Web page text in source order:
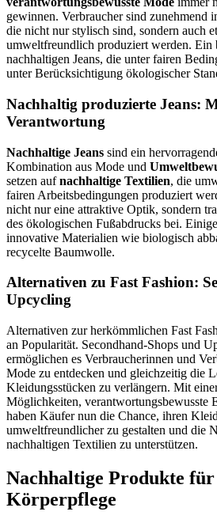
gewinnen. Verbraucher sind zunehmend
die nicht nur stylisch sind, sondern auch
umweltfreundlich produziert werden. Ein
nachhaltigen Jeans, die unter fairen
unter Berücksichtigung ökologischer
Nachhaltig produzierte Jeans:
Verantwortung
Nachhaltige Jeans sind ein
Kombination aus Mode und
setzen aufnachhaltige Textilien, die
fairen Arbeitsbedingungen produziert
nicht nur eine attraktive Optik, sondern
des ökologischen Fußabdrucks bei.
innovative Materialien wie biologisch
recycelte Baumwolle.
Alternativen zu Fast Fashion:
Upcycling
Alternativen zur herkömmlichen Fast
an Popularität. Secondhand-Shops und
ermöglichen es Verbraucherinnen und
Mode zu entdecken und gleichzeitig die
Kleidungsstücken zu verlängern. Mit
Möglichkeiten, verantwortungsbewusste
haben Käufer nun die Chance, ihren
umweltfreundlicher zu gestalten und die
nachhaltigen Textilien zu unterstützen.
Nachhaltige Produkte für
Körperpflege